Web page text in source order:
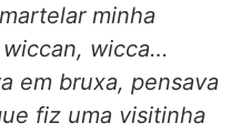
minha
wicca…
em bruxa, pensava
fiz uma visitinha